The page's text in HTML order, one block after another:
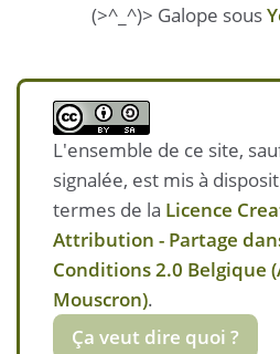
(>^_^)> Galope sous
L'ensemble de ce site,
signalée, est mis à
termes de la Licence
Attribution - Partage
Conditions 2.0 Belgique
Mouscron).
Ça veut dire quoi ?